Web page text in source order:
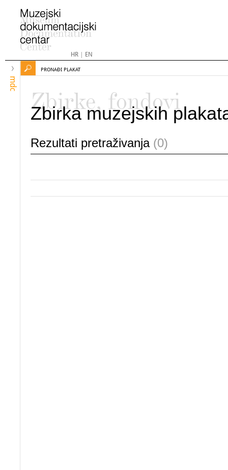
HR| EN
mdc
PRONAĐI PLAKAT
Zbirke, fondovi
Zbirka muzejskih
Rezultati pretraživanja (0)